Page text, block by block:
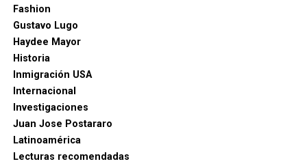
Fashion
Gustavo Lugo
Haydee Mayor
Historia
Inmigración USA
Internacional
Investigaciones
Juan Jose Postararo
Latinoamérica
Lecturas recomendadas